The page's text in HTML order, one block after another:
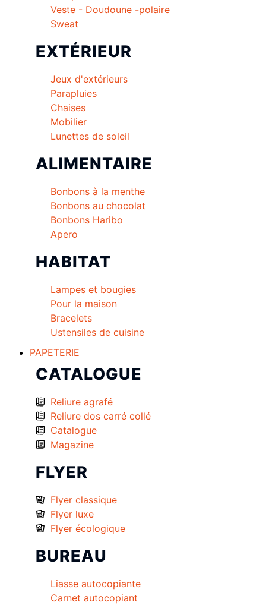
Veste - Doudoune -polaire
Sweat
EXTÉRIEUR
Jeux d'extérieurs
Parapluies
Chaises
Mobilier
Lunettes de soleil
ALIMENTAIRE
Bonbons à la menthe
Bonbons au chocolat
Bonbons Haribo
Apero
HABITAT
Lampes et bougies
Pour la maison
Bracelets
Ustensiles de cuisine
PAPETERIE
CATALOGUE
Reliure agrafé
Reliure dos carré collé
Catalogue
Magazine
FLYER
Flyer classique
Flyer luxe
Flyer écologique
BUREAU
Liasse autocopiante
Carnet autocopiant